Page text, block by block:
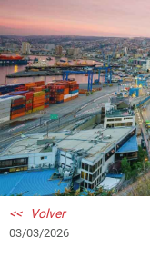
<< Volver
03/03/2026